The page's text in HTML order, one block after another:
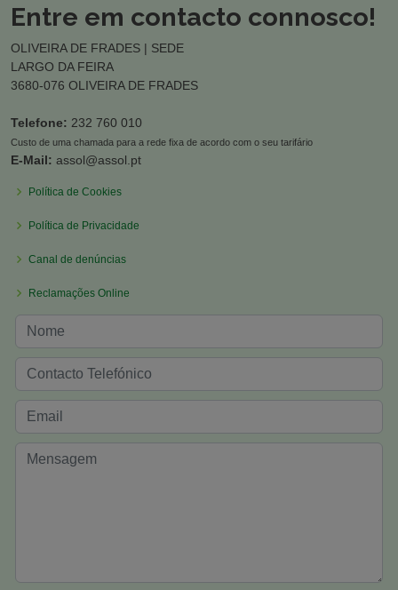
Entre em contacto connosco!
OLIVEIRA DE FRADES | SEDE
LARGO DA FEIRA
3680-076 OLIVEIRA DE FRADES
Telefone: 232 760 010
Custo de uma chamada para a rede fixa de acordo com o seu tarifário
E-Mail: assol@assol.pt
Política de Cookies
Política de Privacidade
Canal de denúncias
Reclamações Online